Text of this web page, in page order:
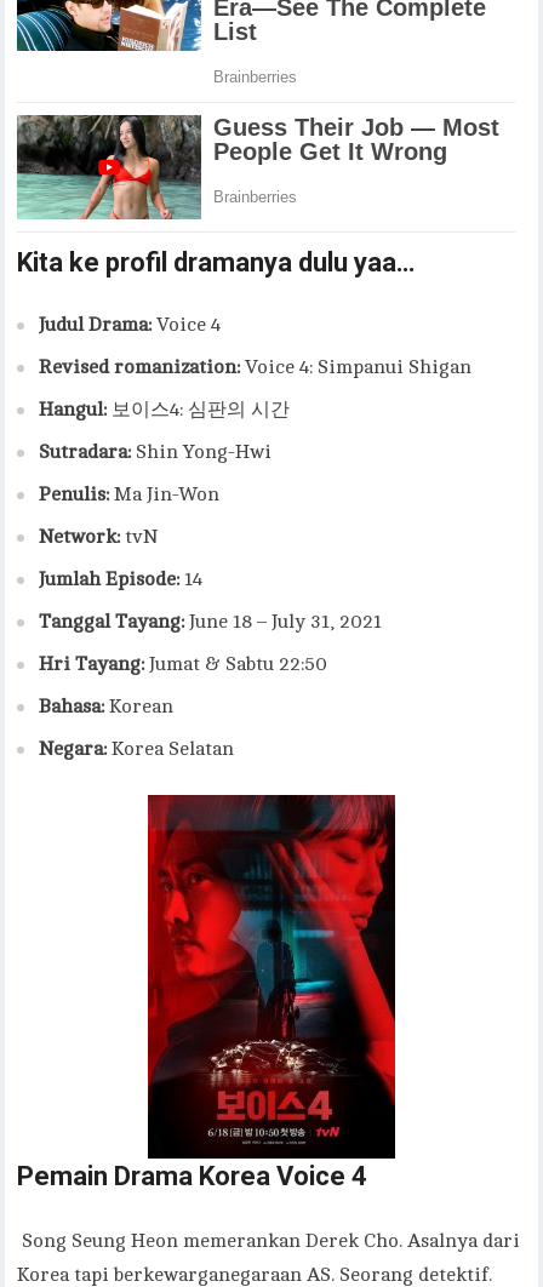
Kita ke profil dramanya dulu yaa…
Judul Drama:Voice 4
Revised romanization:Voice 4: Simpanui Shigan
Hangul:보이스4: 심판의 시간
Sutradara:Shin Yong-Hwi
Penulis:Ma Jin-Won
Network:tvN
Jumlah Episode:14
Tanggal Tayang:June 18 – July 31, 2021
Hri Tayang:Jumat & Sabtu 22:50
Bahasa:Korean
Negara:Korea Selatan
Pemain Drama Korea Voice 4
Song Seung Heon memerankan Derek Cho. Asalnya dari
Korea tapi berkewarganegaraan AS. Seorang detektif.